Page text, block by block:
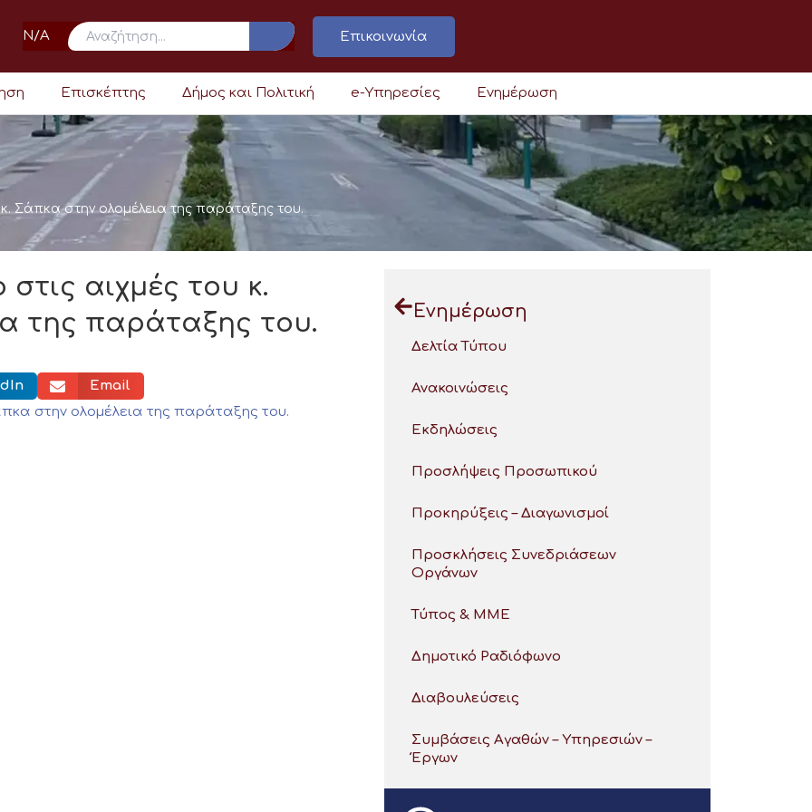
N/A Επικοινωνία
Επισκέπτης Δήμος και Πολιτική e-Υπηρεσίες Ενημέρωση
κ. Σάπκα στην ολομέλεια της παράταξης του.
στις αιχμές του κ.
της παράταξης του.
Email
στην ολομέλεια της παράταξης του.
Ενημέρωση
Δελτία Τύπου
Ανακοινώσεις
Εκδηλώσεις
Προσλήψεις Προσωπικού
Προκηρύξεις – Διαγωνισμοί
Προσκλήσεις Συνεδριάσεων
Οργάνων
Τύπος & ΜΜΕ
Δημοτικό Ραδιόφωνο
Διαβουλεύσεις
Συμβάσεις Αγαθών – Υπηρεσιών –
Έργων